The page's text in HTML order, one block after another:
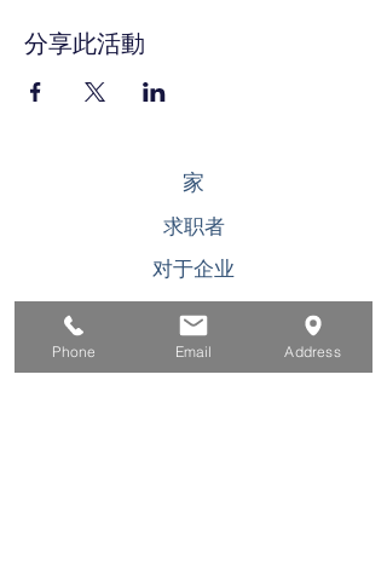
分享此活動
家
求职者
对于企业
为青年
活动
Phone Email Address